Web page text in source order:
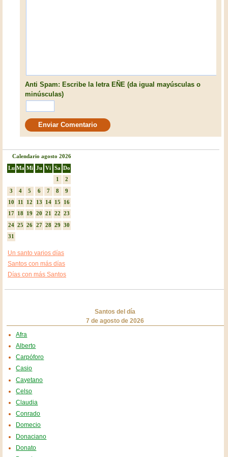
Anti Spam: Escribe la letra EÑE (da igual mayúsculas o
minúsculas)
Calendario agosto 2026
Lu Ma Mi Ju Vi Sa Do
1
2
3
4 5 6 7 8
9
10
11 12 13 14 15
16
17 18 19 20 21 22
23
24 25 26 27 28 29
30
31
Un santo varios días
Santos con más días
Días con más Santos
Santos del día
7 de agosto de 2026
Afra
Alberto
Carpóforo
Casio
Cayetano
Celso
Claudia
Conrado
Domecio
Donaciano
Donato